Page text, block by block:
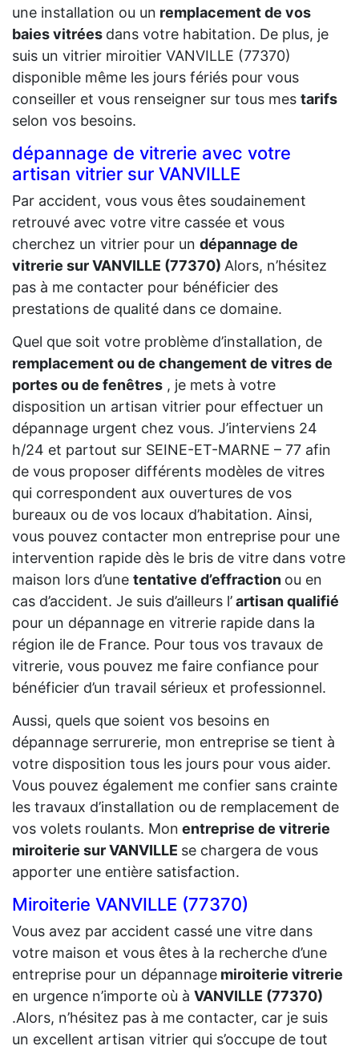
une installation ou un remplacement de vos
baies vitrées dans votre habitation. De plus, je
suis un vitrier miroitier VANVILLE (77370)
disponible même les jours fériés pour vous
conseiller et vous renseigner sur tous mes tarifs
selon vos besoins.
dépannage de vitrerie avec votre
artisan vitrier sur VANVILLE
Par accident, vous vous êtes soudainement
retrouvé avec votre vitre cassée et vous
cherchez un vitrier pour un dépannage de
vitrerie sur VANVILLE (77370) Alors, n’hésitez
pas à me contacter pour bénéficier des
prestations de qualité dans ce domaine.
Quel que soit votre problème d’installation, de
remplacement ou de changement de vitres de
portes ou de fenêtres , je mets à votre
disposition un artisan vitrier pour effectuer un
dépannage urgent chez vous. J’interviens 24
h/24 et partout sur SEINE-ET-MARNE – 77 afin
de vous proposer différents modèles de vitres
qui correspondent aux ouvertures de vos
bureaux ou de vos locaux d’habitation. Ainsi,
vous pouvez contacter mon entreprise pour une
intervention rapide dès le bris de vitre dans votre
maison lors d’une tentative d’effraction ou en
cas d’accident. Je suis d’ailleurs l’artisan qualifié
pour un dépannage en vitrerie rapide dans la
région ile de France. Pour tous vos travaux de
vitrerie, vous pouvez me faire confiance pour
bénéficier d’un travail sérieux et professionnel.
Aussi, quels que soient vos besoins en
dépannage serrurerie, mon entreprise se tient à
votre disposition tous les jours pour vous aider.
Vous pouvez également me confier sans crainte
les travaux d’installation ou de remplacement de
vos volets roulants. Mon entreprise de vitrerie
miroiterie sur VANVILLE se chargera de vous
apporter une entière satisfaction.
Miroiterie VANVILLE (77370)
Vous avez par accident cassé une vitre dans
votre maison et vous êtes à la recherche d’une
entreprise pour un dépannage miroiterie vitrerie
en urgence n’importe où à VANVILLE (77370)
.Alors, n’hésitez pas à me contacter, car je suis
un excellent artisan vitrier qui s’occupe de tout